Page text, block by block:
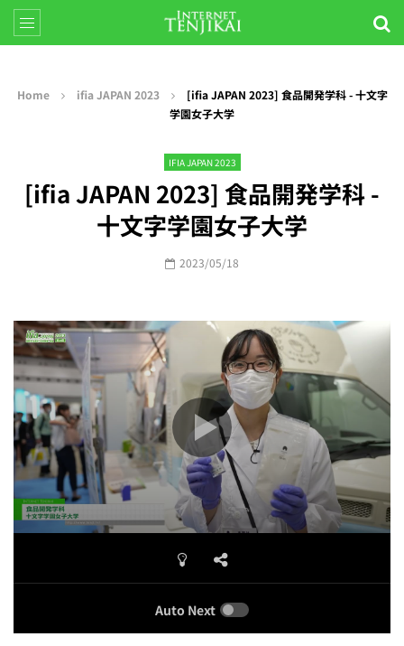
Home ifia JAPAN 2023
[ifia JAPAN 2023] 食品開発学科 - 十文字
学園女子大学
IFIA JAPAN 2023
[ifia JAPAN 2023] 食品開発学科 -
十文字学園女子大学
2023/05/18
Auto Next